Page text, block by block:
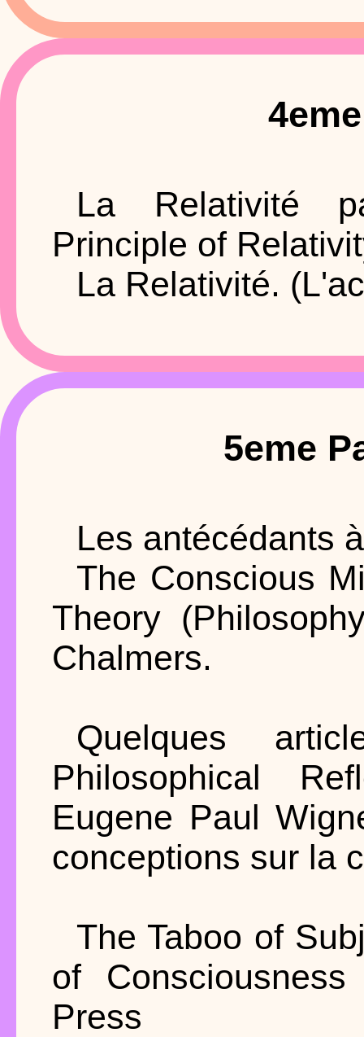
La Relativité
Principle of
La Relativité.
5eme
Les antécédants
The Conscious
Theory
Chalmers.
Quelques
Philosophical
Eugene Paul
conceptions sur la
The Taboo of
of
Press